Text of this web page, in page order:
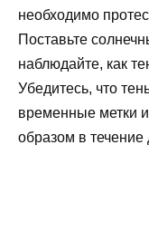
необходимо
Поставьте
наблюдайте, как
Убедитесь, что
временные метки
образом в течение